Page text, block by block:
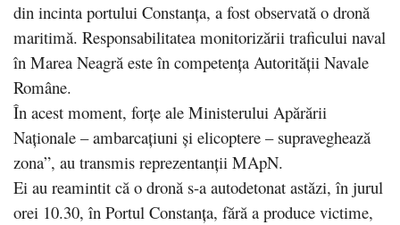
din incinta portului Constanţa, a fost observată o dronă
maritimă. Responsabilitatea monitorizării traficului naval
în Marea Neagră este în competenţa Autorităţii Navale
Române.
În acest moment, forţe ale Ministerului Apărării
Naţionale – ambarcaţiuni şi elicoptere – supraveghează
zona”, au transmis reprezentanţii MApN.
Ei au reamintit că o dronă s-a autodetonat astăzi, în jurul
orei 10.30, în Portul Constanţa, fără a produce victime,